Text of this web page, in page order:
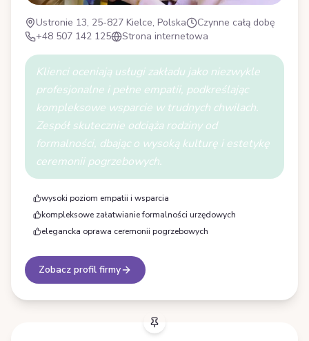
Ustronie 13, 25-827 Kielce, Polska
Czynne całą dobę
+48 507 142 125
Strona internetowa
Klienci oceniają usługi zakładu jako niezwykle
profesjonalne i pełne empatii, podkreślając
kompleksowe wsparcie w trudnych chwilach.
Zespół skutecznie odciąża rodziny od
formalności, dbając o wysoką kulturę i estetykę
ceremonii pogrzebowych.
wysoki poziom empatii i wsparcia
kompleksowe załatwianie formalności urzędowych
elegancka oprawa ceremonii pogrzebowych
Zobacz profil firmy